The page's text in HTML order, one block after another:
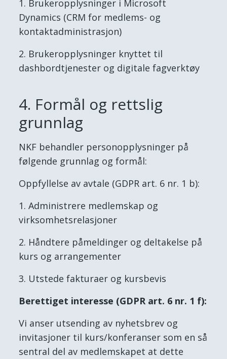
Brukeropplysninger i Microsoft
Dynamics (CRM for medlems- og
kontaktadministrasjon)
Brukeropplysninger knyttet til
dashbordtjenester og digitale fagverktøy
4. Formål og rettslig
grunnlag
NKF behandler personopplysninger på
følgende grunnlag og formål:
Oppfyllelse av avtale (GDPR art. 6 nr. 1 b):
Administrere medlemskap og
virksomhetsrelasjoner
Håndtere påmeldinger og deltakelse på
kurs og arrangementer
Utstede fakturaer og kursbevis
Berettiget interesse (GDPR art. 6 nr. 1 f):
Vi anser utsending av nyhetsbrev og
invitasjoner til kurs/konferanser som en så
sentral del av medlemskapet at dette